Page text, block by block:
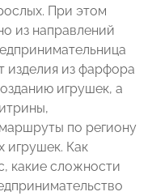
При этом
из направлений
изделия из фарфора
игрушек, а
по региону
игрушек. Как
какие сложности